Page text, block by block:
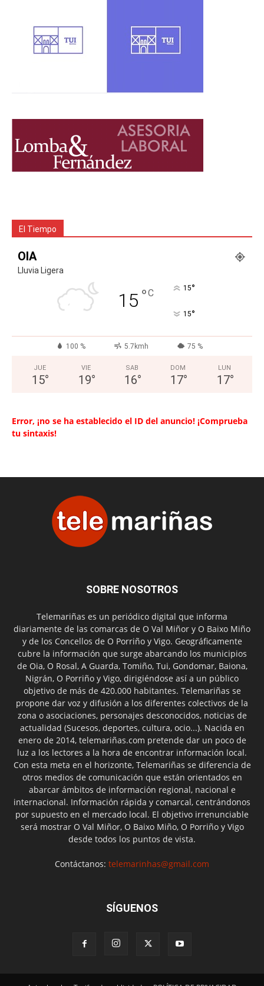
El Tiempo
OIA
Lluvia Ligera
15 °C 15°
15°
100 % 5.7kmh 75 %
JUE
15°
VIE
19°
SAB
16°
DOM
17°
LUN
17°
Error, ¡no se ha establecido el ID del anuncio! ¡Comprueba
tu sintaxis!
SOBRE NOSOTROS
Telemariñas es un periódico digital que informa
diariamente de las comarcas de O Val Miñor y O Baixo Miño
y de los Concellos de O Porriño y Vigo. Geográficamente
cubre la información que surge abarcando los municipios
de Oia, O Rosal, A Guarda, Tomiño, Tui, Gondomar, Baiona,
Nigrán, O Porriño y Vigo, dirigiéndose así a un público
objetivo de más de 420.000 habitantes. Telemariñas se
propone dar voz y difusión a los diferentes colectivos de la
zona o asociaciones, personajes desconocidos, noticias de
actualidad (Sucesos, deportes, cultura, ocio...). Nacida en
enero de 2014, telemariñas.com pretende dar un poco de
luz a los lectores a la hora de encontrar información local.
Con esta meta en el horizonte, Telemariñas se diferencia de
otros medios de comunicación que están orientados en
abarcar ámbitos de información regional, nacional e
internacional. Información rápida y comarcal, centrándonos
por supuesto en el mercado local. El objetivo irrenunciable
será mostrar O Val Miñor, O Baixo Miño, O Porriño y Vigo
desde todos los puntos de vista.
Contáctanos: telemarinhas@gmail.com
SÍGUENOS